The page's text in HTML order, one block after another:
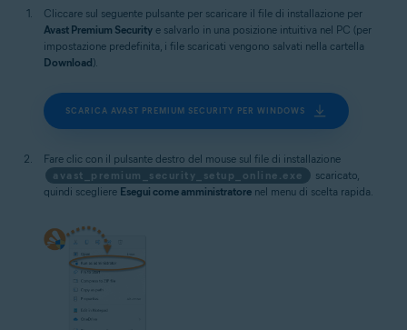
Apple macOS 10.15.x (Catalina)
Apple macOS 10.14.x (Mojave)
Apple macOS 10.13.x (High Sierra)
Cliccare sul seguente pulsante per scaricare il file di installazione per
Avast Premium Security e salvarlo in una posizione intuitiva nel PC (per
impostazione predefinita, i file scaricati vengono salvati nella cartella
Download).
SCARICA AVAST PREMIUM SECURITY PER WINDOWS
Fare clic con il pulsante destro del mouse sul file di installazione
avast_premium_security_setup_online.exe
scaricato,
quindi scegliere Esegui come amministratore nel menu di scelta rapida.